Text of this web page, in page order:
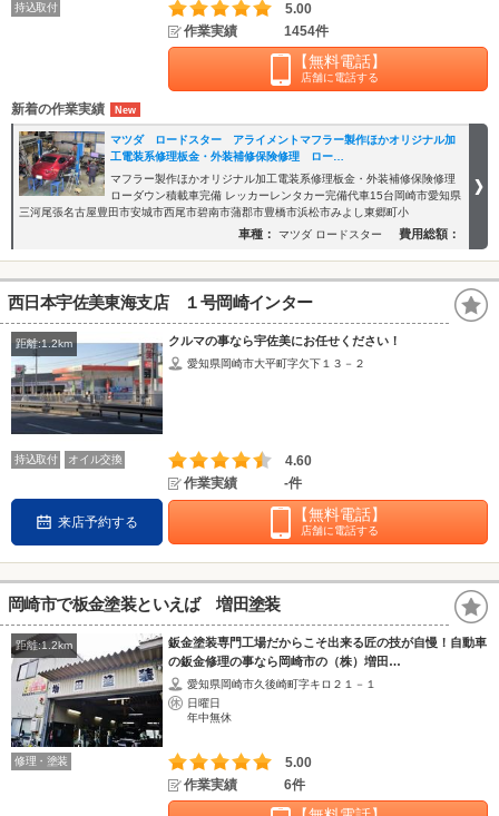
持込取付
5.00
作業実績
1454件
【無料電話】
店舗に電話する
新着の作業実績
マツダ ロードスター アライメントマフラー製作ほかオリジナル加
工電装系修理板金・外装補修保険修理 ロー…
マフラー製作ほかオリジナル加工電装系修理板金・外装補修保険修理
ローダウン積載車完備 レッカーレンタカー完備代車15台岡崎市愛知県
三河尾張名古屋豊田市安城市西尾市碧南市蒲郡市豊橋市浜松市みよし東郷町小
車種： マツダ ロードスター 費用総額：
西日本宇佐美東海支店 １号岡崎インター
距離:1.2km クルマの事なら宇佐美にお任せください！
愛知県岡崎市大平町字欠下１３－２
持込取付 オイル交換
4.60
作業実績
-件
来店予約する 【無料電話】
店舗に電話する
岡崎市で板金塗装といえば 増田塗装
距離:1.2km
鈑金塗装専門工場だからこそ出来る匠の技が自慢！自動車
の鈑金修理の事なら岡崎市の（株）増田…
愛知県岡崎市久後崎町字キロ２１－１
日曜日
年中無休
修理・塗装
5.00
作業実績
6件